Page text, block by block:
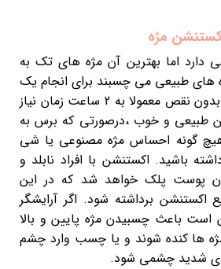
مژه
دارد اما بهترین آن مژه های تک به
های طبیعی می چسبند برای انجام یک
اکستنشن مژه کامل و بدون نقص معمولا به 2 ساعت زمان نیاز
طبیعی و خوب ،درصورتی که برس به
هیچ گونه احساس مژه مصنوعی یا شی
باشید. اکستنشن با افراد نابلد و
پوست پلک خواهد شد که در این
اکستنشن برداشته شود. اگر آرایشگر
است باعث چسبیدن مژه پایین و بالا
ها کنده شوند و یا چسب وارد چشم
شدید چشمی شود.